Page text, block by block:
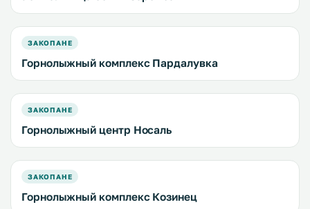
ЗАКОПАНЕ
Горнолыжный комплекс Пардалувка
ЗАКОПАНЕ
Горнолыжный центр Носаль
ЗАКОПАНЕ
Горнолыжный комплекс Козинец